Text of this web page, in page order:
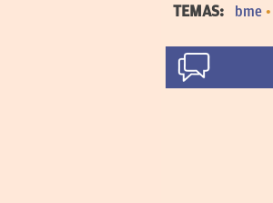
TEMAS: bme